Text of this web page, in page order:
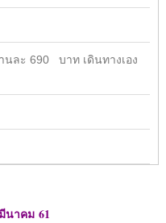
นละ 690 บาท เดินทางเอง
าคม 61